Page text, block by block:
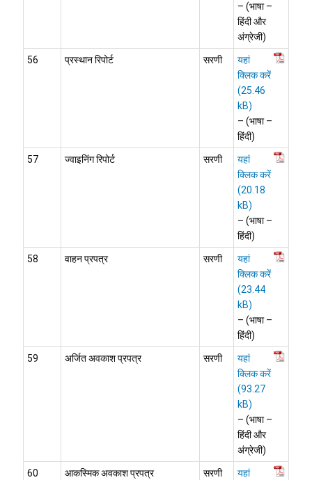
– (भाषा –
हिंदी और
अंग्रेजी)
56 प्रस्थान रिपोर्ट सरणी
यहां
क्लिक करें
– (भाषा –
हिंदी)
57 ज्वाइनिंग रिपोर्ट सरणी
यहां
क्लिक करें
– (भाषा –
हिंदी)
58 वाहन प्रपत्र सरणी
यहां
क्लिक करें
– (भाषा –
हिंदी)
59 अर्जित अवकाश प्रपत्र सरणी
यहां
क्लिक करें
– (भाषा –
हिंदी और
अंग्रेजी)
60 आकस्मिक अवकाश प्रपत्र सरणी
यहां